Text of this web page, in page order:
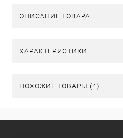
ОПИСАНИЕ ТОВАРА
ХАРАКТЕРИСТИКИ
ПОХОЖИЕ ТОВАРЫ (4)